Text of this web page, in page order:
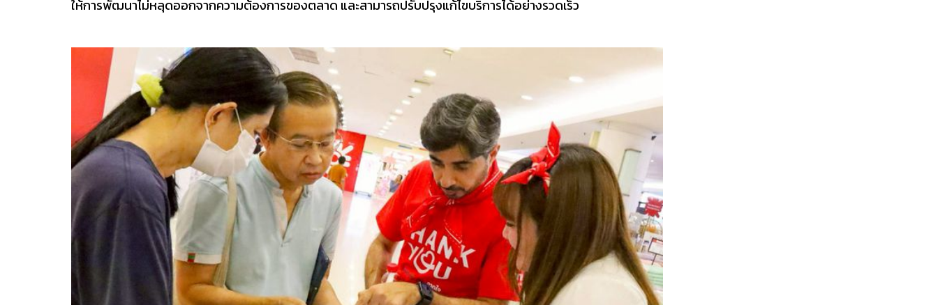
ให้การพัฒนาไม่หลุดออกจากความต้องการของตลาด และสามารถปรับปรุงแก้ไขบริการได้อย่างรวดเร็ว